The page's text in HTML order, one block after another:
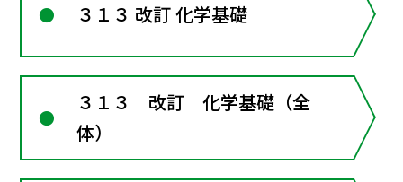
３１３ 改訂 化学基礎
３１３ 改訂 化学基礎（全
体）